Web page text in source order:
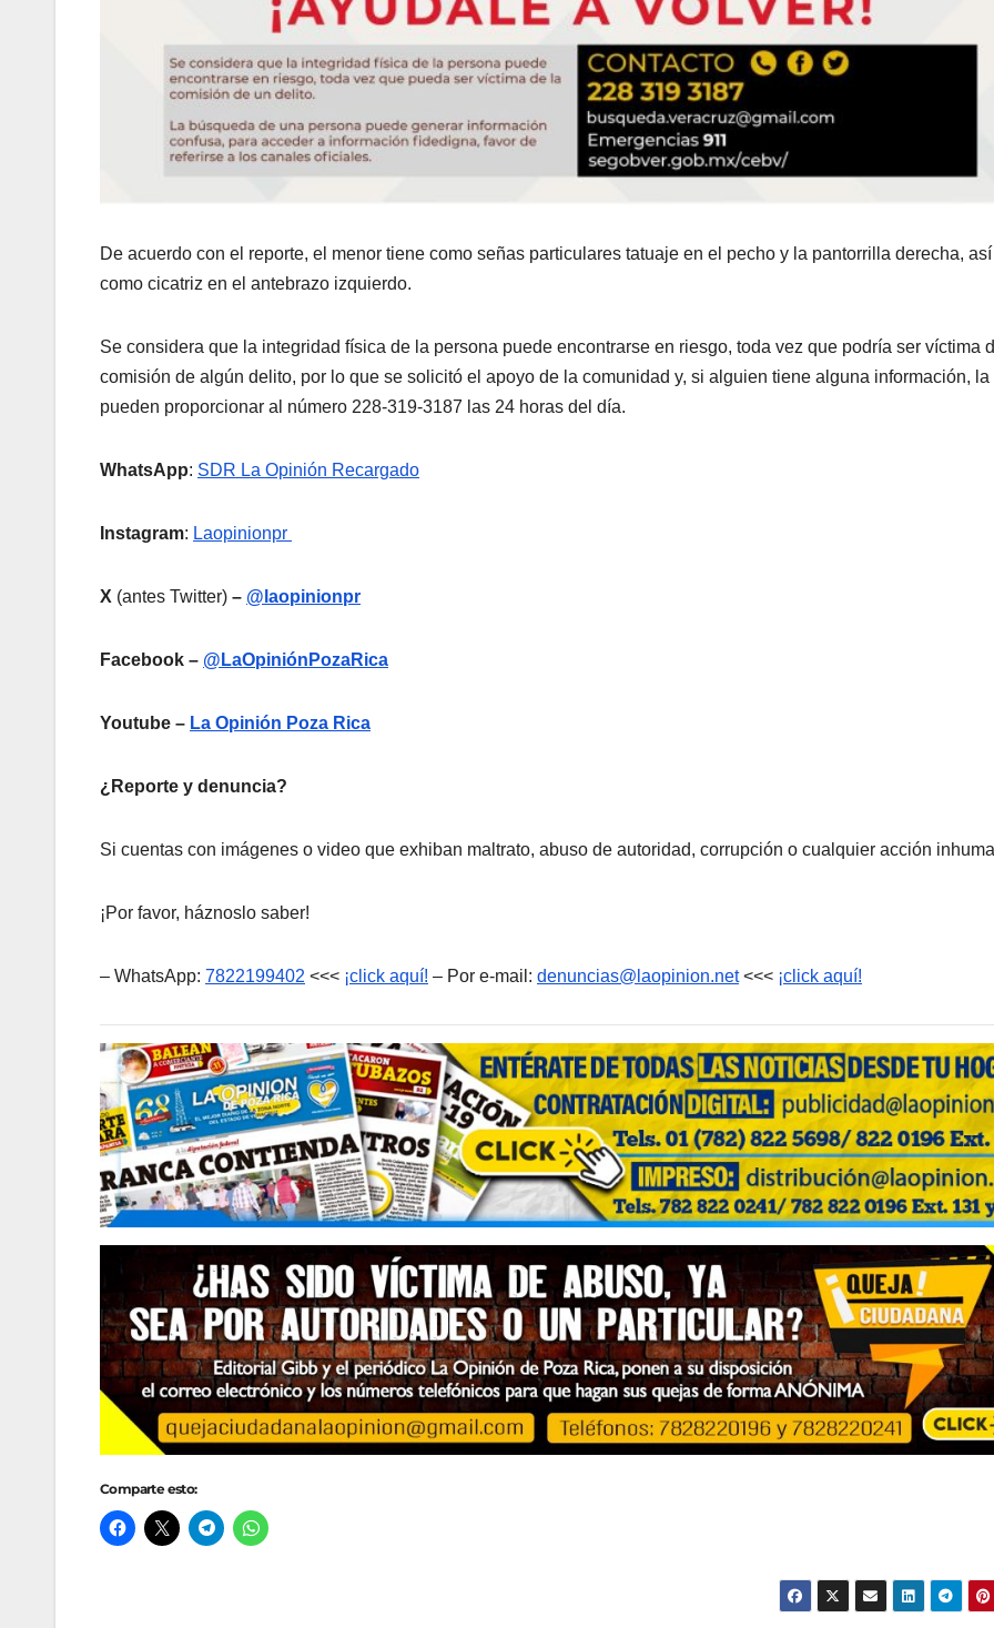
De acuerdo con el reporte, el menor tiene como señas particulares tatuaje en el pecho y la pantorrilla derecha, así
como cicatriz en el antebrazo izquierdo.
Se considera que la integridad física de la persona puede encontrarse en riesgo, toda vez que podría ser víctima
comisión de algún delito, por lo que se solicitó el apoyo de la comunidad y, si alguien tiene alguna información, la
pueden proporcionar al número 228-319-3187 las 24 horas del día.
WhatsApp: SDR La Opinión Recargado
Instagram: Laopinionpr
X (antes Twitter) – @laopinionpr
Facebook – @LaOpiniónPozaRica
Youtube – La Opinión Poza Rica
¿Reporte y denuncia?
Si cuentas con imágenes o video que exhiban maltrato, abuso de autoridad, corrupción o cualquier acción
¡Por favor, háznoslo saber!
– WhatsApp: 7822199402 <<< ¡click aquí! – Por e-mail: denuncias@laopinion.net<<< ¡click aquí!
Comparte esto: